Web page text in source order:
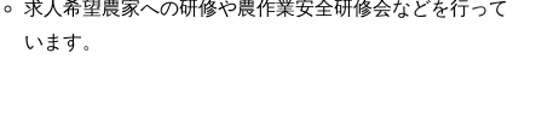
求人希望農家への研修や農作業安全研修会などを行って
います。